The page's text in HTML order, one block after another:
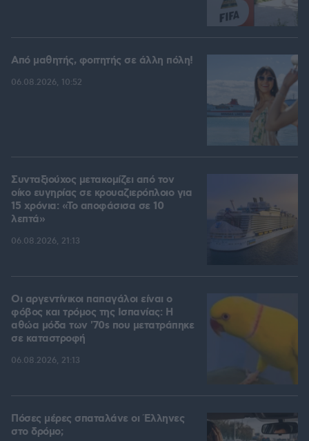
Από μαθητής, φοιτητής σε άλλη πόλη!
06.08.2026, 10:52
Συνταξιούχος μετακομίζει από τον
οίκο ευγηρίας σε κρουαζιερόπλοιο για
15 χρόνια: «Το αποφάσισα σε 10
λεπτά»
06.08.2026, 21:13
Οι αργεντίνικοι παπαγάλοι είναι ο
φόβος και τρόμος της Ισπανίας: Η
αθώα μόδα των '70s που μετατράπηκε
σε καταστροφή
06.08.2026, 21:13
Πόσες μέρες σπαταλάνε οι Έλληνες
στο δρόμο;